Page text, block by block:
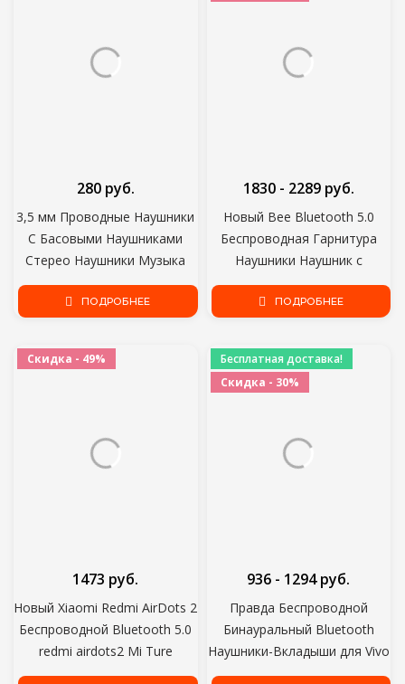
3,5 мм Проводные Наушники
С Басовыми Наушниками
Стерео Наушники Музыка
Спорт Игровая Гарнитура С
микрофоном Для Xiaomi
280 руб.
ПОДРОБНЕЕ
Новый Bee Bluetooth 5.0
Беспроводная Гарнитура
Наушники Наушник с
микрофоном Мини Громкой
Связи Наушники 24 часа
1830 - 2289 руб.
ПОДРОБНЕЕ
Скидка - 49%
Новый Xiaomi Redmi AirDots 2
Беспроводной Bluetooth 5.0
redmi airdots2 Mi Ture
Беспроводные Наушники-
1473 руб.
Бесплатная доставка!
Скидка - 30%
Правда Беспроводной
Бинауральный Bluetooth
Наушники-Вкладыши для Vivo
Huawei Oppo Android Apple
936 - 1294 руб.